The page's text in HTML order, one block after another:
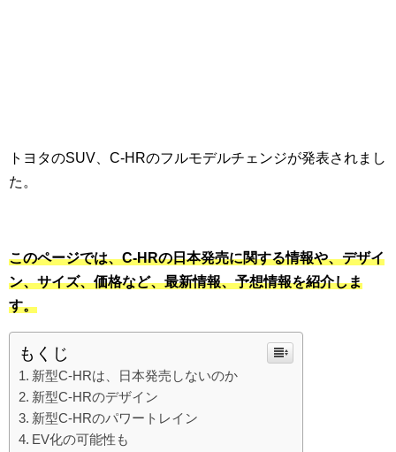
トヨタのSUV、C-HRのフルモデルチェンジが発表されまし
た。
このページでは、C-HRの日本発売に関する情報や、デザイ
ン、サイズ、価格など、最新情報、予想情報を紹介しま
す。
もくじ
新型C-HRは、日本発売しないのか
新型C-HRのデザイン
新型C-HRのパワートレイン
EV化の可能性も